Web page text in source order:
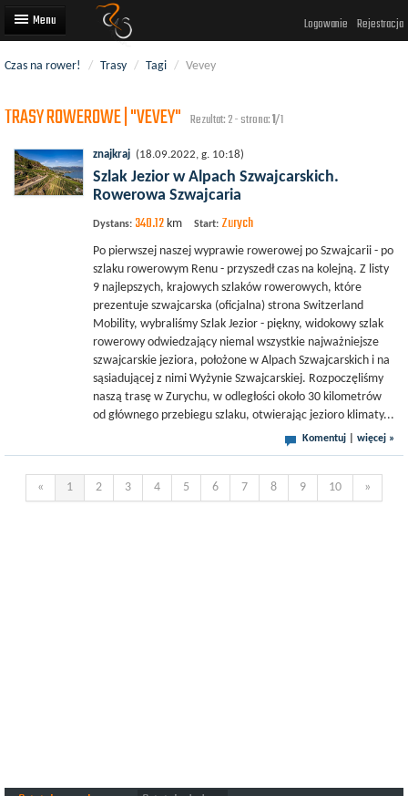
Logowanie Rejestracja
Trasy rowerowe
Wyścigi rowerowe
Użytkownicy
Czas na rower! / Trasy / Tagi / Vevey
TRASY ROWEROWE | "VEVEY" Rezultat: 2 - strona:1/1
znajkraj (18.09.2022, g. 10:18)
Szlak Jezior w Alpach Szwajcarskich.
Rowerowa Szwajcaria
Dystans: 340.12 km Start: Zurych
Po pierwszej naszej wyprawie rowerowej po Szwajcarii - po
szlaku rowerowym Renu - przyszedł czas na kolejną. Z listy
9 najlepszych, krajowych szlaków rowerowych, które
prezentuje szwajcarska (oficjalna) strona Switzerland
Mobility, wybraliśmy Szlak Jezior - piękny, widokowy szlak
rowerowy odwiedzający niemal wszystkie najważniejsze
szwajcarskie jeziora, położone w Alpach Szwajcarskich i na
sąsiadującej z nimi Wyżynie Szwajcarskiej. Rozpoczęliśmy
naszą trasę w Zurychu, w odległości około 30 kilometrów
od głównego przebiegu szlaku, otwierając jezioro klimaty...
Komentuj więcej »
« 1 2 3 4 5 6 7 8 9 10 »